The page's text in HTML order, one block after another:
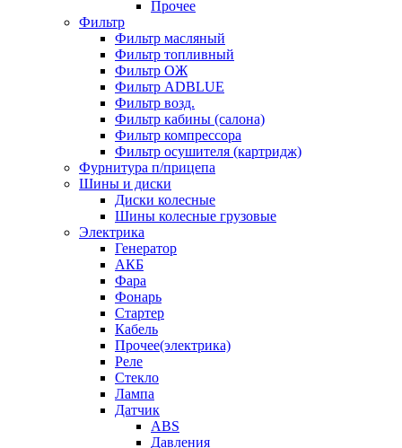
Прочее
Фильтр
Фильтр масляный
Фильтр топливный
Фильтр ОЖ
Фильтр ADBLUE
Фильтр возд.
Фильтр кабины (салона)
Фильтр компрессора
Фильтр осушителя (картридж)
Фурнитура п/прицепа
Шины и диски
Диски колесные
Шины колесные грузовые
Электрика
Генератор
АКБ
Фара
Фонарь
Стартер
Кабель
Прочее(электрика)
Реле
Стекло
Лампа
Датчик
ABS
Давления